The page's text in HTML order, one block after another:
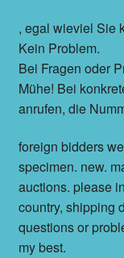
, egal wieviel Sie
Kein Problem.
Bei Fragen oder
Mühe! Bei
anrufen, die
foreign bidders
specimen. new.
auctions. please
country, shipping
questions or
my best.